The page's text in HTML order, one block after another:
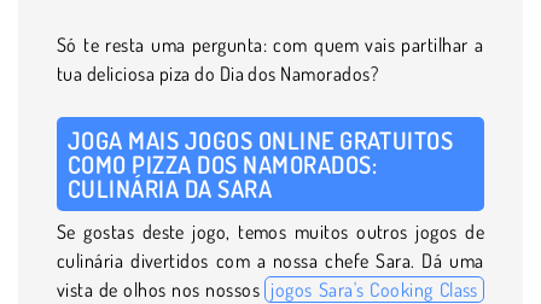
Só te resta uma pergunta: com quem vais partilhar a
tua deliciosa piza do Dia dos Namorados?
JOGA MAIS JOGOS ONLINE GRATUITOS
COMO PIZZA DOS NAMORADOS:
CULINÁRIA DA SARA
Se gostas deste jogo, temos muitos outros jogos de
culinária divertidos com a nossa chefe Sara. Dá uma
vista de olhos nos nossos jogos Sara's Cooking Class